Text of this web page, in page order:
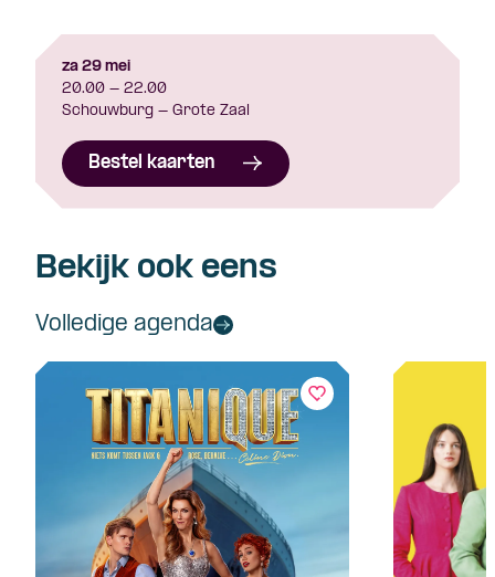
za 29 mei
20.00 - 22.00
Schouwburg - Grote Zaal
Bestel kaarten
Bekijk ook eens
Volledige agenda